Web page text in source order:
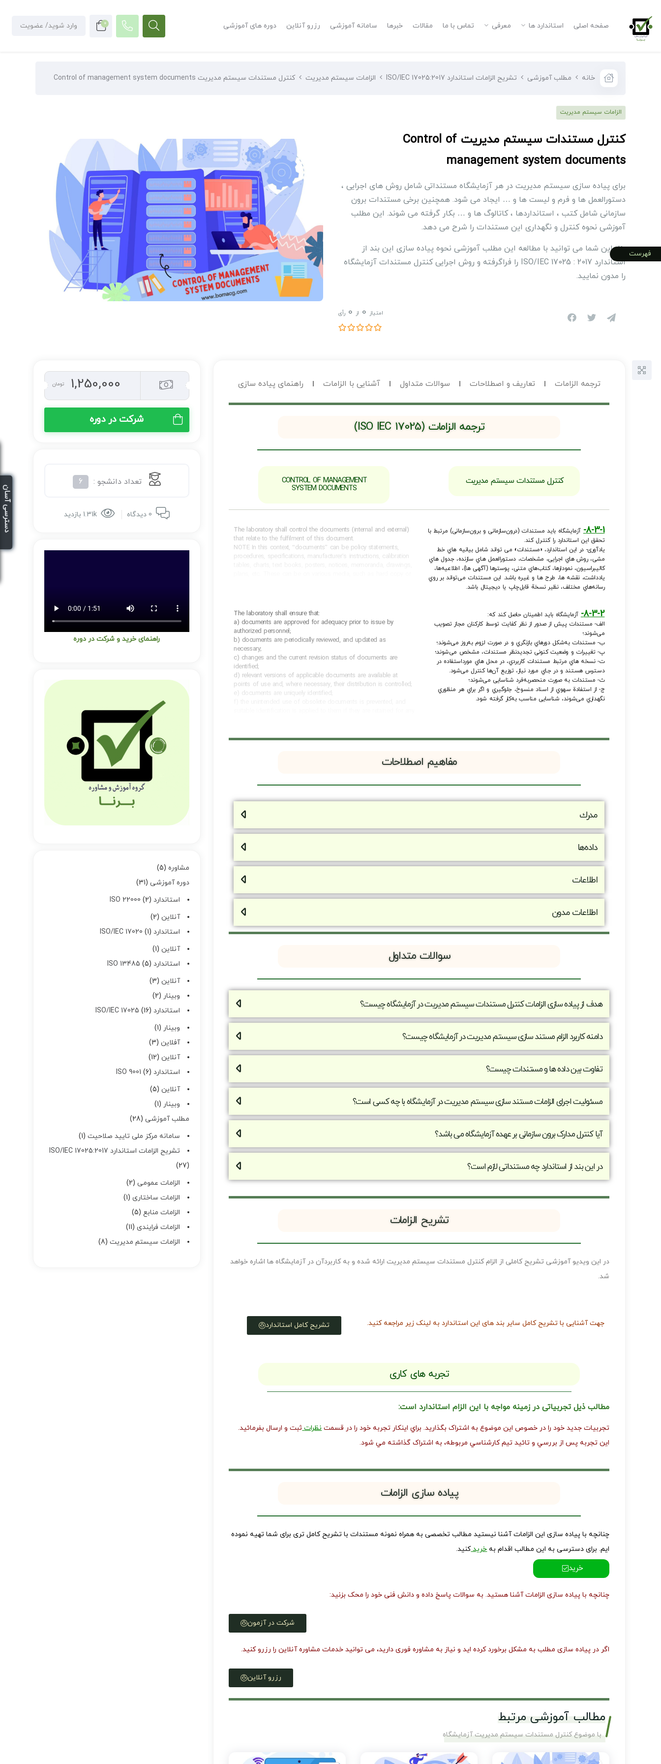
صفحه اصلی استاندارد ها معرفی تماس با ما مقالات خبرها سامانه آموزشی رزرو آنلاین دوره های آموزشی 0 وارد شوید/ عضویت
خانه مطلب آموزشی تشریح الزامات استاندارد ISO/IEC 17025:2017 الزامات سیستم مدیریت ﻛﻨﺘﺮل ﻣﺴﺘﻨﺪات ﺳﻴﺴﺘﻢ ﻣﺪﻳﺮﻳﺖ Control of management system documents
الزامات سیستم مدیریت
ﻛﻨﺘﺮل ﻣﺴﺘﻨﺪات ﺳﻴﺴﺘﻢ ﻣﺪﻳﺮﻳﺖ Control of
management system documents
برای پیاده سازی سیستم مدیریت در هر آزمایشگاه مستنداتی شامل روش های اجرایی ،
دستورالعمل ها و فرم و لیست ها و … ایجاد می شود. همچنین برخی مستندات برون
سازمانی شامل کتب ، استانداردها ، کاتالوگ ها و … بکار گرفته می شوند. این مطلب
آموزشی نحوه کنترل و نگهداری این مستندات را شرح می دهد.
بنابراین شما می توانید با مطالعه این مطلب آموزشی نحوه پیاده سازی این بند از
استاندارد ISO/IEC 17025 : 2017 را فراگرفته و روش اجرایی کنترل مستندات آزمایشگاه
را مدون نمایید.
امتیاز 0 از 0 رأی
ترجمه الزامات تعاریف و اصطلاحات سوالات متداول آشنایی با الزامات راهنمای پیاده سازی
ترجمه الزامات (ISO IEC 17025)
ﻛﻨﺘﺮل ﻣﺴﺘﻨﺪات ﺳﻴﺴﺘﻢ ﻣﺪﻳﺮﻳﺖ CONTROL OF MANAGEMENT
SYSTEM DOCUMENTS
8-3-1-
آزﻣﺎﻳﺸﮕﺎه ﺑﺎﻳﺪ ﻣﺴﺘﻨﺪات (درونﺳﺎزﻣﺎﻧﻰ و ﺑﺮونﺳﺎزﻣﺎﻧﻰ) ﻣﺮﺗﺒﻂ ﺑﺎ
ﺗﺤﻘﻖ اﻳﻦ اﺳـﺘﺎﻧﺪارد را ﻛﻨﺘـﺮل ﻛﻨﺪ.
ﻳﺎدآورى- در اﻳﻦ اﺳﺘﺎﻧﺪارد، «ﻣﺴﺘﻨﺪات» ﻣﻰ ﺗﻮاﻧﺪ ﺷﺎﻣﻞ ﺑﻴﺎﻧﻴﻪ ﻫﺎي ﺧﻂ
ﻣﺸﻰ، روش ﻫﺎي اﺟﺮاﻳﻰ، ﻣﺸﺨﺼﺎت، دﺳـﺘﻮراﻟﻌﻤﻞ ﻫـﺎي ﺳﺎزﻧﺪه، ﺟﺪول ﻫﺎي
ﻛﺎﻟﻴﺒﺮاﺳﻴﻮن، ﻧﻤﻮدارﻫﺎ، ﻛﺘﺎبﻫﺎي ﻣﺘﻨﻰ، ﭘﻮﺳﺘﺮﻫﺎ (آﮔﻬﻰ ﻫﺎ)، اﻃﻼﻋﻴﻪﻫﺎ،
ﻳﺎدداﺷﺖ، ﻧﻘﺸﻪ ﻫﺎ، ﻃﺮح ﻫـﺎ و ﻏﻴـﺮه ﺑﺎﺷﺪ. اﻳﻦ ﻣﺴﺘﻨﺪات ﻣﻰﺗﻮاﻧﺪ ﺑﺮ روي
رﺳﺎﻧﻪﻫﺎي ﻣﺨﺘﻠﻒ، ﻧﻈﻴﺮ ﻧﺴﺨﺔ ﻗﺎﺑﻞﭼﺎپ ﻳﺎ دﻳﺠﻴﺘﺎل ﺑﺎﺷﺪ.
The laboratory shall control the documents (internal and external)
that relate to the fulfilment of this document.
NOTE In this context, “documents” can be policy statements,
procedures, specifications, manufacturer’s instructions, calibration
8-3-2-
آزﻣﺎﻳﺸﮕﺎه ﺑﺎﻳﺪ اﻃﻤﻴﻨﺎن ﺣﺎﺻﻞ ﻛﻨﺪ ﻛﻪ:
اﻟﻒ- ﻣﺴﺘﻨﺪات ﭘﻴﺶ از ﺻﺪور از ﻧﻈﺮ ﻛﻔﺎﻳﺖ ﺗﻮﺳﻂ ﻛﺎرﻛﻨﺎن ﻣﺠﺎز ﺗﺼﻮﻳﺐ
ﻣﻰﺷﻮﻧﺪ؛
ب- ﻣﺴﺘﻨﺪات ﺑﻪﺷﻜﻞ دورهاي ﺑﺎزﻧﮕﺮي و در ﺻﻮرت ﻟﺰوم ﺑﻪروز ﻣﻰﺷﻮﻧﺪ؛
پ- ﺗﻐﻴﻴﺮات و وﺿﻌﻴﺖ ﻛﻨﻮﻧﻰ ﺗﺠﺪﻳﺪﻧﻈﺮ ﻣﺴﺘﻨﺪات، ﻣﺸﺨﺺ ﻣﻰﺷﻮﻧﺪ؛
ت- ﻧﺴﺨﻪ ﻫﺎي ﻣﺮﺗﺒﻂ ﻣﺴﺘﻨﺪات ﻛﺎرﺑﺮدي، در ﻣﺤﻞ ﻫﺎي ﻣﻮرداﺳﺘﻔﺎده در
دﺳـﺘﺮس ﻫﺴـﺘﻨﺪ و در ﺟـﺎي ﻣـﻮرد ﻧﻴﺎز، ﺗﻮزﻳﻊ آنﻫﺎ ﻛﻨﺘﺮل ﻣﻰﺷﻮد.
ث- ﻣﺴﺘﻨﺪات ﺑﻪ ﺻﻮرت ﻣﻨﺤﺼﺮﺑﻪﻓﺮد ﺷﻨﺎﺳﺎﻳﻰ ﻣﻰﺷﻮﻧﺪ؛
ج- از اﺳﺘﻔﺎدة ﺳﻬﻮي از اﺳﻨﺎد ﻣﻨﺴﻮخ، ﺟﻠﻮﮔﻴﺮي و اﮔﺮ ﺑﺮاي ﻫﺮ ﻣﻨﻈﻮري
ﻧﮕﻬﺪاري ﻣﻰﺷﻮﻧﺪ، ﺷﻨﺎﺳﺎﻳﻰ ﻣﻨﺎﺳﺐ ﺑﻪﻛﺎر ﮔﺮﻓﺘﻪ ﺷﻮد.
The laboratory shall ensure that:
a) documents are approved for adequacy prior to issue by
authorized personnel;
b) documents are periodically reviewed, and updated as
necessary;
c) changes and the current revision status of documents are
identified;
d) relevant versions of applicable documents are available at
points of use and, where necessary, their distribution is controlled;
e) documents are uniquely identified;
مفاهیم اصطلاحات
ﻣﺪرك
دادهﻫﺎ
اﻃﻼﻋﺎت
اﻃﻼﻋﺎت ﻣﺪون
سوالات متداول
هدف از پیاده سازی الزامات ﻛﻨﺘﺮل ﻣﺴﺘﻨﺪات ﺳﻴﺴﺘﻢ ﻣﺪﻳﺮﻳﺖ در آزمایشگاه چیست؟
دامنه کاربرد الزام مستند سازی سیستم مدیریت در آزمایشگاه چیست؟
تفاوت بین داده ها و مستندات چیست؟
مسئولیت اجرای الزامات مستند سازی سیستم مدیریت در آزمایشگاه با چه کسی است؟
آیا کنترل مدارک برون سازمانی بر عهده آزمایشگاه می باشد؟
در این بند از استاندارد چه مستنداتی لازم است؟
تشریح الزامات
در این ویدیو آموزشی تشریح کاملی از الزام ﻛﻨﺘﺮل ﻣﺴﺘﻨﺪات ﺳﻴﺴﺘﻢ ﻣﺪﻳﺮﻳﺖ ارائه شده و به کاربردآن در آزمایشگاه ها اشاره خواهد
شد.
جهت آشنایی با تشریح کامل سایر بند های این استاندارد به لینک زیر مراجعه کنید. تشریح کامل استاندارد
تجربه های کاری
مطالب ذیل تجربیاتی در زمینه مواجه با این الزام استاندارد است:
تجربيات جديد خود را در خصوص اين موضوع به اشتراک بگذاريد. براي اينکار تجربه خود را در قسمت نظرات ثبت و ارسال بفرمائيد.
اين تجربه پس از بررسي و تائيد تيم کارشناسي مربوطه، به اشتراک گذاشته مي شود.
پیاده سازی الزامات
چنانچه با پیاده سازی این الزامات آشنا نیستید مطالب تخصصی به همراه نمونه مستندات با تشریح کامل تری برای شما تهیه نموده
ایم. برای دسترسی به این مطالب اقدام به خریدکنید.
خرید
چنانچه با پیاده سازی الزامات آشنا هستید. به سوالات پاسخ داده و دانش فنی خود را محک بزنید:
شرکت در آزمون
اگر در پیاده سازی مطلب به مشکل برخورد کرده اید و نیاز به مشاوره فوری دارید، می توانید خدمات مشاوره آنلاین را رزرو کنید.
رزرو آنلاین
مطالب آموزشی مرتبط
با موضوع کنترل مستندات سیستم مدیریت آزمایشگاه
فهرست
دسترسی آسان
1,250,000 تومان
شرکت در دوره
تعداد دانشجو : 6
1.31k بازدید
راهنمای خرید و شرکت در دوره
مشاوره 5
دوره آموزشی 31
استاندارد ISO 22000 2
آنلاین 2
استاندارد ISO/IEC 17020 1
آنلاین 1
استاندارد ISO 13485 5
آنلاین 3
وبینار
2
استاندارد ISO/IEC 17025 16
وبینار
1
آفلاین 3
آنلاین 12
استاندارد ISO 9001 6
آنلاین 5
وبینار
1
مطلب آموزشی 28
سامانه مرکز ملی تایید صلاحیت 1
تشریح الزامات استاندارد ISO/IEC 17025:2017
27
الزامات عمومی 2
الزامات ساختاری 1
الزامات منابع 5
الزامات فرایندی 11
الزامات سیستم مدیریت 8